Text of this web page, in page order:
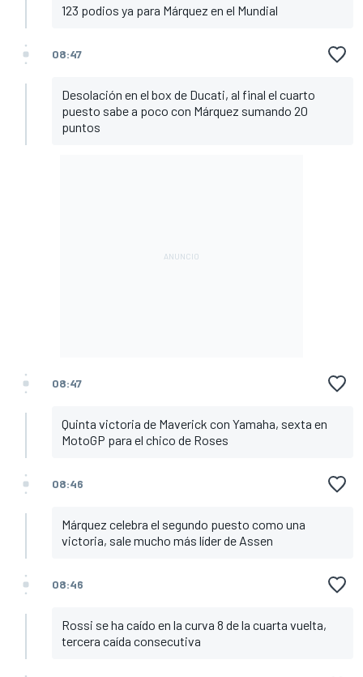
123 podios ya para Márquez en el Mundial
08:47
Desolación en el box de Ducati, al final el cuarto
puesto sabe a poco con Márquez sumando 20
puntos
08:47
Quinta victoria de Maverick con Yamaha, sexta en
MotoGP para el chico de Roses
08:46
Márquez celebra el segundo puesto como una
victoria, sale mucho más líder de Assen
08:46
Rossi se ha caído en la curva 8 de la cuarta vuelta,
tercera caída consecutiva